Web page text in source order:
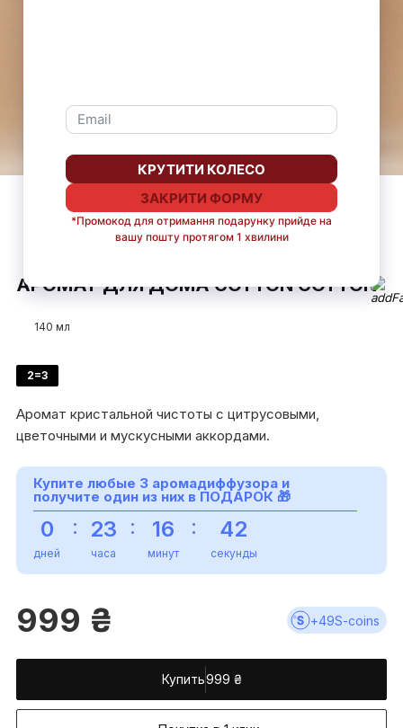
Французская
До 4 недель
звучания аромата
Универсально для
любой комнаты
Стильное
АРОМАТ ДЛЯ ДОМА COTTON COTTON
140 мл
2=3
Аромат кристальной чистоты с цитрусовыми,
цветочными и мускусными аккордами.
Купите любые 3 аромадиффузора и
получите один из них вПОДАРОК 🎁
0
дней
: 23
часа
: 16
минут
: 41
секунда
999 ₴ +49S-coins
Купить999 ₴